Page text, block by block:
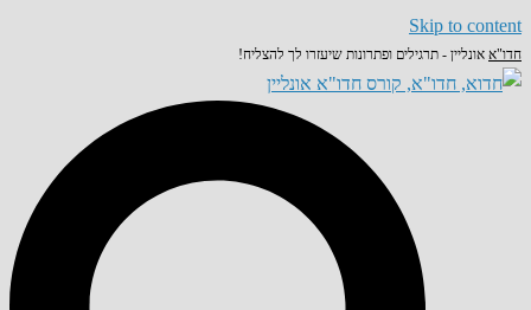
Skip to content
חדו"א אונליין - תרגילים ופתרונות שיעזרו לך להצליח!